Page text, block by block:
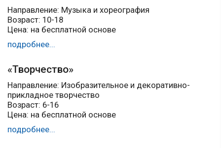
Направление: Музыка и хореография
Возраст: 10-18
Цена: на бесплатной основе
подробнее...
«Творчество»
Направление: Изобразительное и декоративно-
прикладное творчество
Возраст: 6-16
Цена: на бесплатной основе
подробнее...